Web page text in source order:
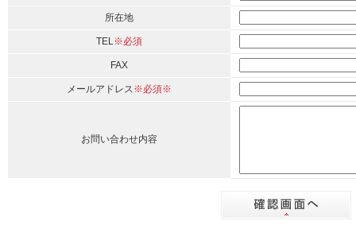
所在地
TEL※必須
FAX
メールアドレス※必須※
お問い合わせ内容